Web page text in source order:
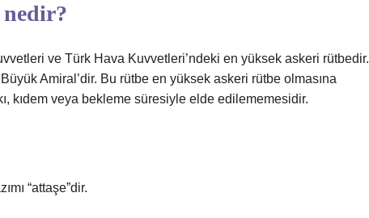
nedir?
ve Türk Hava Kuvvetleri’ndeki en yüksek askeri rütbedir.
Amiral’dir. Bu rütbe en yüksek askeri rütbe olmasına
kıdem veya bekleme süresiyle elde edilememesidir.
“attaşe”dir.